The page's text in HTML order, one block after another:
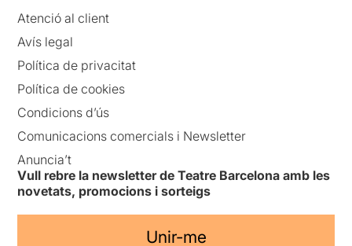
Atenció al client
Avís legal
Política de privacitat
Política de cookies
Condicions d’ús
Comunicacions comercials i Newsletter
Anuncia’t
Vull rebre la newsletter de Teatre Barcelona amb les
novetats, promocions i sorteigs
Unir-me